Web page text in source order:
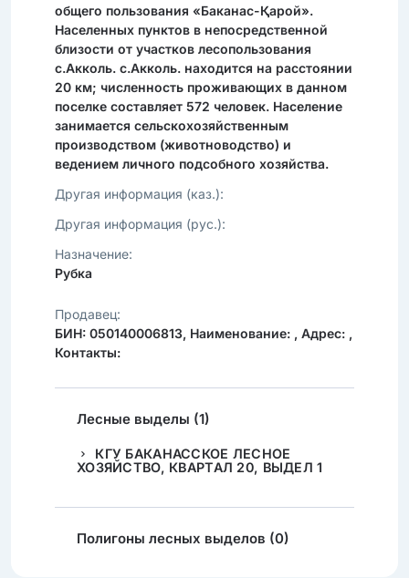
общего пользования «Баканас-Қарой».
Населенных пунктов в непосредственной
близости от участков лесопользования
с.Акколь. с.Акколь. находится на расстоянии
20 км; численность проживающих в данном
поселке составляет 572 человек. Население
занимается сельскохозяйственным
производством (животноводство) и
ведением личного подсобного хозяйства.
Другая информация (каз.):
Другая информация (рус.):
Назначение:
Рубка
Продавец:
БИН: 050140006813, Наименование: , Адрес: ,
Контакты:
Лесные выделы (1)
КГУ БАКАНАССКОЕ ЛЕСНОЕ
ХОЗЯЙСТВО, КВАРТАЛ 20, ВЫДЕЛ 1
Полигоны лесных выделов (0)